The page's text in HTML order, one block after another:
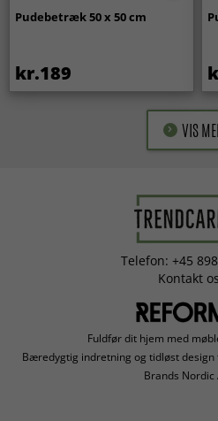
Pudebetræk 50 x 50 cm
kr.189
VIS
Telefon: +45
Kontakt os
Fuldfør dit hjem med
Bæredygtig indretning og tidløst design
Brands Nordic